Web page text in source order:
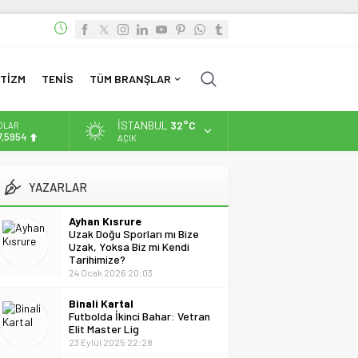
TENİS TÜM BRANŞLAR
İSTANBUL 32°C
AÇIK
YAZARLAR
Ayhan Kısrure
Uzak Doğu Sporları mı Bize
Uzak, Yoksa Biz mi Kendi
Tarihimize?
24 Ocak 2026 20:03
Binali Kartal
Futbolda İkinci Bahar: Vetran
Elit Master Lig
23 Eylül 2025 22:28